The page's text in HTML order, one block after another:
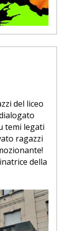
del liceo
temi legati
ragazzi
della